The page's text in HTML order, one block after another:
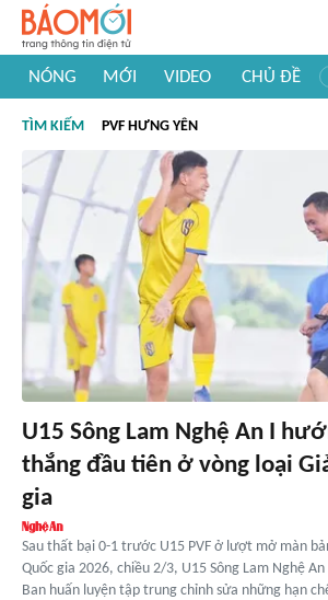
NÓNG MỚI VIDEO CHỦ ĐỀ
#Khám phá thế giới
TÌM KIẾM PVF HƯNG YÊN
U15 Sông Lam Nghệ An I
thắng đầu tiên ở vòng loại
gia
Sau thất bại 0-1 trước U15 PVF ở lượt mở màn
Quốc gia 2026, chiều 2/3, U15 Sông Lam Nghệ
Ban huấn luyện tập trung chỉnh sửa những hạn